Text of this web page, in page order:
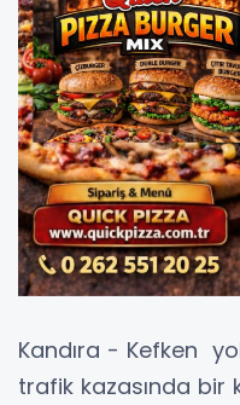
Kandıra - Kefken
trafik kazasında bir